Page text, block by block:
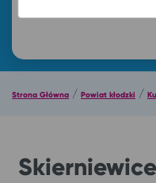
Strona Główna / Powiat kłodzki /